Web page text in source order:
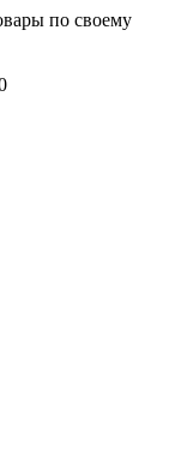
по своему